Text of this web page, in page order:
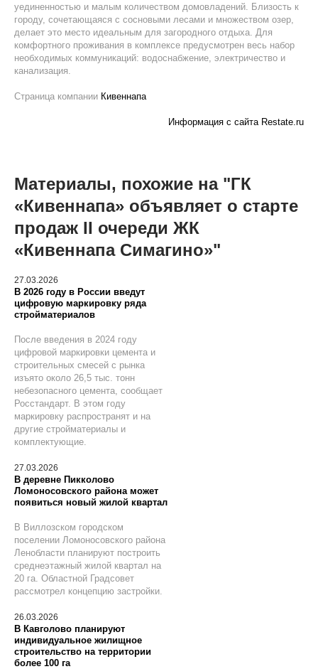
уединенностью и малым количеством домовладений. Близость к
городу, сочетающаяся с сосновыми лесами и множеством озер,
делает это место идеальным для загородного отдыха. Для
комфортного проживания в комплексе предусмотрен весь набор
необходимых коммуникаций: водоснабжение, электричество и
канализация.
Страница компании Кивеннапа
Информация с сайта Restate.ru
Материалы, похожие на "ГК
«Кивеннапа» объявляет о старте
продаж II очереди ЖК
«Кивеннапа Симагино»"
27.03.2026
В 2026 году в России введут
цифровую маркировку ряда
стройматериалов
После введения в 2024 году
цифровой маркировки цемента и
строительных смесей с рынка
изъято около 26,5 тыс. тонн
небезопасного цемента, сообщает
Росстандарт. В этом году
маркировку распространят и на
другие стройматериалы и
комплектующие.
27.03.2026
В деревне Пикколово
Ломоносовского района может
появиться новый жилой квартал
В Виллозском городском
поселении Ломоносовского района
Ленобласти планируют построить
среднеэтажный жилой квартал на
20 га. Областной Градсовет
рассмотрел концепцию застройки.
26.03.2026
В Кавголово планируют
индивидуальное жилищное
строительство на территории
более 100 га